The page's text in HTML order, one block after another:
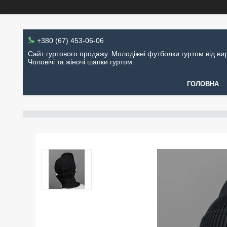
+380 (67) 453-06-06
Сайт гуртового продажу. Молодіжні футболки гуртом від
Чоловічі та жіночі шапки гуртом.
ГОЛОВНА